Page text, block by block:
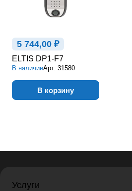
5 744,00 ₽
ELTIS DP1-F7
В наличииАрт. 31580
В корзину
Услуги